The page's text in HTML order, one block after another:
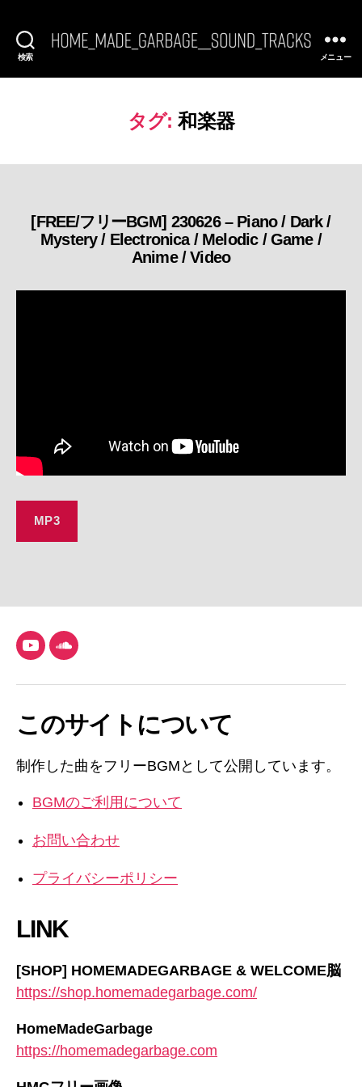
検索
BGM]
SoundTracks
メニュー
タグ: 和楽器
カ
テ
ゴ
ー
[FREE/フリーBGM] 230626 – Piano / Dark /
Mystery / Electronica / Melodic / Game /
Anime / Video
MP3
YouTubeSoundCloud
このサイトについて
制作した曲をフリーBGMとして公開しています。
BGMのご利用について
お問い合わせ
プライバシーポリシー
LINK
[SHOP] HOMEMADEGARBAGE & WELCOME脳
https://shop.homemadegarbage.com/
HomeMadeGarbage
https://homemadegarbage.com